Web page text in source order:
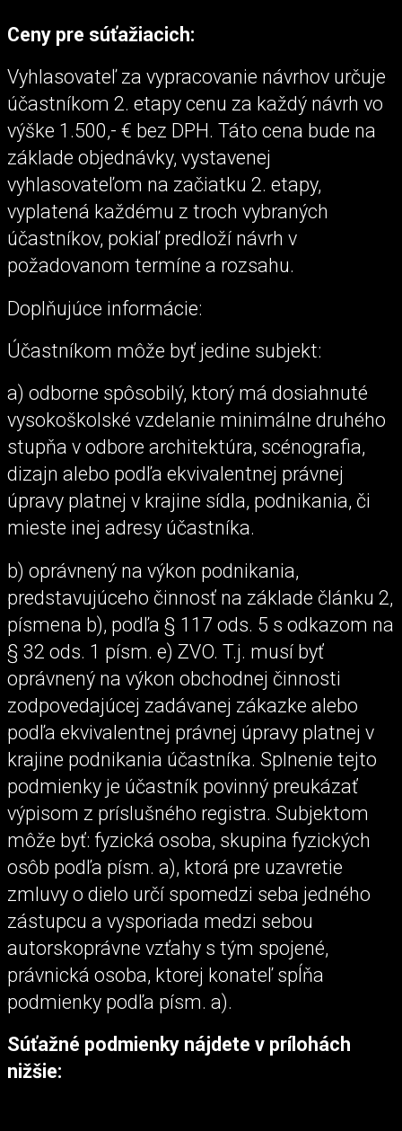
Ceny pre súťažiacich:
Vyhlasovateľ za vypracovanie návrhov určuje
účastníkom 2. etapy cenu za každý návrh vo
výške 1.500,- € bez DPH. Táto cena bude na
základe objednávky, vystavenej
vyhlasovateľom na začiatku 2. etapy,
vyplatená každému z troch vybraných
účastníkov, pokiaľ predloží návrh v
požadovanom termíne a rozsahu.
Doplňujúce informácie:
Účastníkom môže byť jedine subjekt:
a) odborne spôsobilý, ktorý má dosiahnuté
vysokoškolské vzdelanie minimálne druhého
stupňa v odbore architektúra, scénografia,
dizajn alebo podľa ekvivalentnej právnej
úpravy platnej v krajine sídla, podnikania, či
mieste inej adresy účastníka.
b) oprávnený na výkon podnikania,
predstavujúceho činnosť na základe článku 2,
písmena b), podľa § 117 ods. 5 s odkazom na
§ 32 ods. 1 písm. e) ZVO. T.j. musí byť
oprávnený na výkon obchodnej činnosti
zodpovedajúcej zadávanej zákazke alebo
podľa ekvivalentnej právnej úpravy platnej v
krajine podnikania účastníka. Splnenie tejto
podmienky je účastník povinný preukázať
výpisom z príslušného registra. Subjektom
môže byť: fyzická osoba, skupina fyzických
osôb podľa písm. a), ktorá pre uzavretie
zmluvy o dielo určí spomedzi seba jedného
zástupcu a vysporiada medzi sebou
autorskoprávne vzťahy s tým spojené,
právnická osoba, ktorej konateľ spĺňa
podmienky podľa písm. a).
Súťažné podmienky nájdete v prílohách
nižšie: